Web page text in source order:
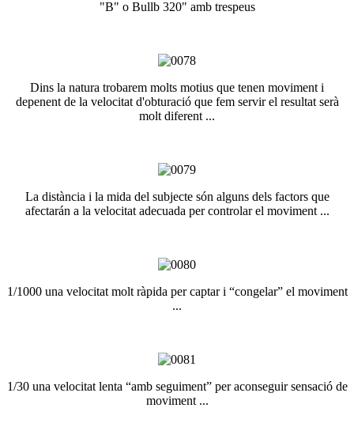
"B" o Bullb 320" amb trespeus
Dins la natura trobarem molts motius que tenen moviment i
depenent de la velocitat d'obturació que fem servir el resultat serà
molt diferent ...
La distància i la mida del subjecte són alguns dels factors que
afectarán a la velocitat adecuada per controlar el moviment ...
1/1000 una velocitat molt ràpida per captar i “congelar” el moviment
...
1/30 una velocitat lenta “amb seguiment” per aconseguir sensació de
moviment ...